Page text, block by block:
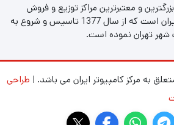
و معتبرترین مراکز توزیع و فروش
محصولات کامپیوتری در ایران است که از سال 1377 تاسیس و شروع به
به مرکز کامپیوتر ایران می باشد. | طراحی